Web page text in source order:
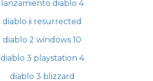
lanzamiento diablo 4
diablo ii resurrected
diablo 2 windows 10
diablo 3 playstation 4
diablo 3 blizzard